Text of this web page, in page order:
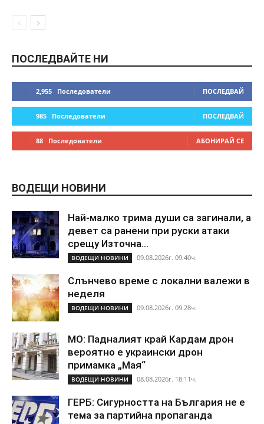
ПОСЛЕДВАЙТЕ НИ
2,955 Последователи ПОСЛЕДВАЙ
985 Последователи ПОСЛЕДВАЙ
88 Последователи АБОНИРАЙ СЕ
ВОДЕЩИ НОВИНИ
Най-малко трима души са загинали, а
девет са ранени при руски атаки
срещу Източна...
ВОДЕЩИ НОВИНИ 09.08.2026г. 09:40ч.
Слънчево време с локални валежи в
неделя
ВОДЕЩИ НОВИНИ 09.08.2026г. 09:28ч.
МО: Падналият край Кардам дрон
вероятно е украински дрон
примамка „Мая“
ВОДЕЩИ НОВИНИ 08.08.2026г. 18:11ч.
ГЕРБ: Сигурността на България не е
тема за партийна пропаганда